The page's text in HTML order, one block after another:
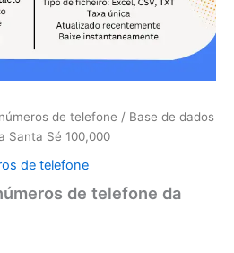
de telefone / Base de dados
Santa Sé 100,000
de telefone
de telefone da